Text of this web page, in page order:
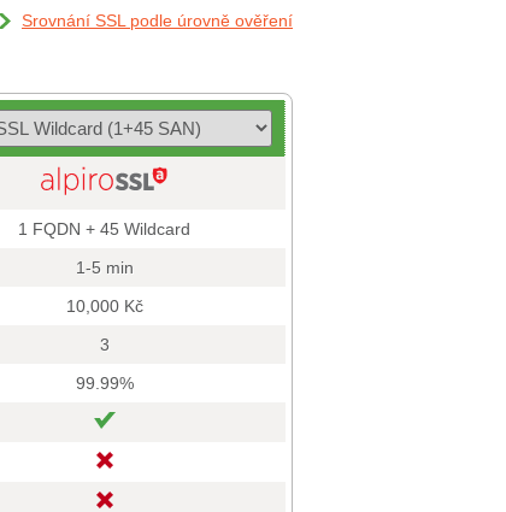
Srovnání SSL podle úrovně ověření
1 FQDN + 45 Wildcard
1-5 min
10,000 Kč
3
99.99%